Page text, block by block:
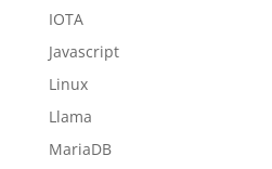
IOTA
Javascript
Linux
Llama
MariaDB